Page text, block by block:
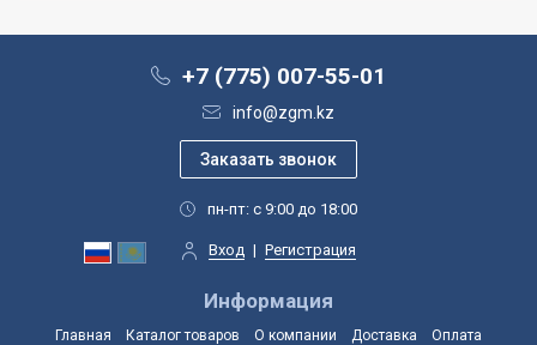
+7 (775) 007-55-01
info@zgm.kz
пн-пт: с 9:00 до 18:00
Вход | Регистрация
Информация
Главная Каталог товаров О компании Доставка
Оплата